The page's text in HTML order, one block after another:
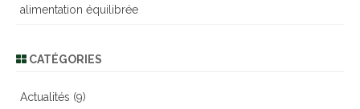
alimentation équilibrée
CATÉGORIES
Actualités (9)